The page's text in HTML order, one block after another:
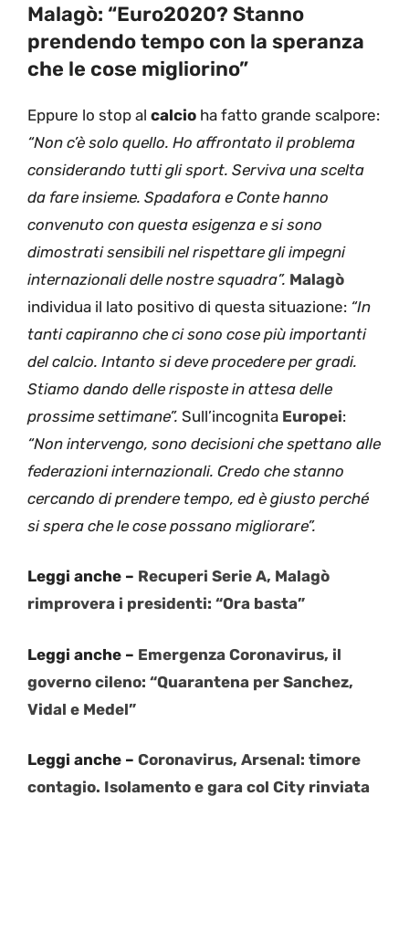
Malagò: “Euro2020? Stanno
prendendo tempo con la speranza
che le cose migliorino”
Eppure lo stop al calcio ha fatto grande scalpore:
“Non c’è solo quello. Ho affrontato il problema
considerando tutti gli sport. Serviva una scelta
da fare insieme. Spadafora e Conte hanno
convenuto con questa esigenza e si sono
dimostrati sensibili nel rispettare gli impegni
internazionali delle nostre squadra”. Malagò
individua il lato positivo di questa situazione: “In
tanti capiranno che ci sono cose più importanti
del calcio. Intanto si deve procedere per gradi.
Stiamo dando delle risposte in attesa delle
prossime settimane”. Sull’incognita Europei:
“Non intervengo, sono decisioni che spettano alle
federazioni internazionali. Credo che stanno
cercando di prendere tempo, ed è giusto perché
si spera che le cose possano migliorare”.
Leggi anche – Recuperi Serie A, Malagò
rimprovera i presidenti: “Ora basta”
Leggi anche – Emergenza Coronavirus, il
governo cileno: “Quarantena per Sanchez,
Vidal e Medel”
Leggi anche – Coronavirus, Arsenal: timore
contagio. Isolamento e gara col City rinviata